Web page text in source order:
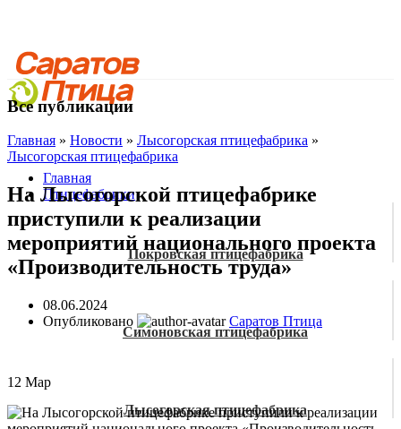
Главная
Птицефабрики
Покровская птицефабрика
Симоновская птицефабрика
Лысогорская птицефабрика
Все публикации
Главная » Новости » Лысогорская птицефабрика »
Лысогорская птицефабрика
На Лысогорской птицефабрике
приступили к реализации
мероприятий национального проекта
«Производительность труда»
08.06.2024
Опубликовано
Саратов Птица
12 Мар